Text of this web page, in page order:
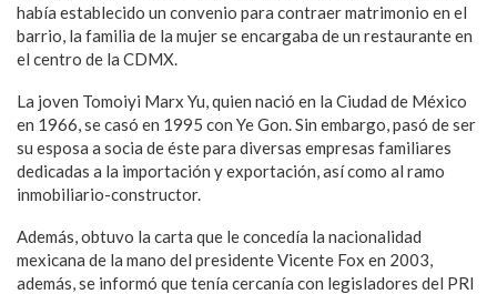
había establecido un convenio para contraer matrimonio en el
barrio, la familia de la mujer se encargaba de un restaurante en
el centro de la CDMX.
La joven Tomoiyi Marx Yu, quien nació en la Ciudad de México
en 1966, se casó en 1995 con Ye Gon. Sin embargo, pasó de ser
su esposa a socia de éste para diversas empresas familiares
dedicadas a la importación y exportación, así como al ramo
inmobiliario-constructor.
Además, obtuvo la carta que le concedía la nacionalidad
mexicana de la mano del presidente Vicente Fox en 2003,
además, se informó que tenía cercanía con legisladores del PRI